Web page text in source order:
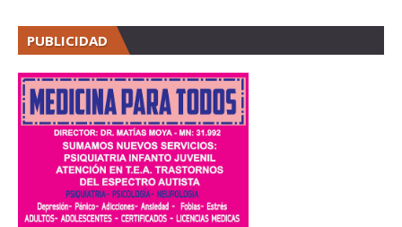
PUBLICIDAD